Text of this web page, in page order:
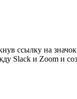
ссылку на
Slack и Zoom и